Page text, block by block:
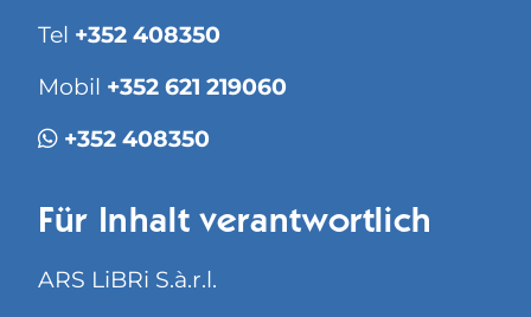
Tel +352 408350
Mobil +352 621 219060
+352 408350
Für Inhalt verantwortlich
ARS LiBRi S.à.r.l.